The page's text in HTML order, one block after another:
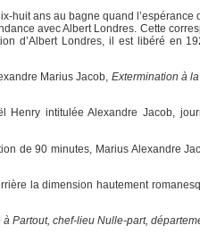
huit ans au bagne quand
avec Albert Londres. Cette
d’Albert Londres, il est libéré en
Marius Jacob, Extermination à
intitulée Alexandre Jacob,
de 90 minutes, Marius Alexandre
la dimension hautement
Partout, chef-lieu Nulle-part,